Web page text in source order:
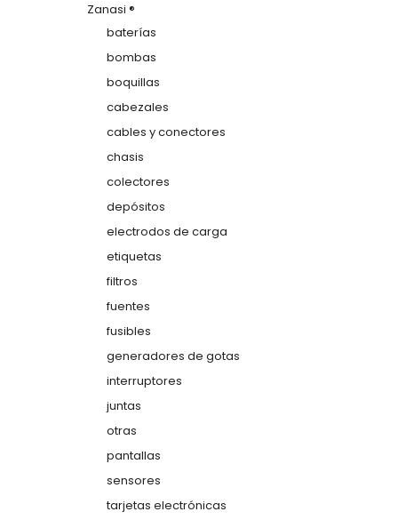
Zanasi ®
baterías
bombas
boquillas
cabezales
cables y conectores
chasis
colectores
depósitos
electrodos de carga
etiquetas
filtros
fuentes
fusibles
generadores de gotas
interruptores
juntas
otras
pantallas
sensores
tarjetas electrónicas